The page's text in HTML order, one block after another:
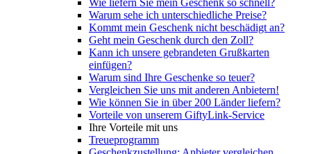
Wie liefern Sie mein Geschenk so schnell?
Warum sehe ich unterschiedliche Preise?
Kommt mein Geschenk nicht beschädigt an?
Geht mein Geschenk durch den Zoll?
Kann ich unsere gebrandeten Grußkarten
einfügen?
Warum sind Ihre Geschenke so teuer?
Vergleichen Sie uns mit anderen Anbietern!
Wie können Sie in über 200 Länder liefern?
Vorteile von unserem GiftyLink-Service
Ihre Vorteile mit uns
Treueprogramm